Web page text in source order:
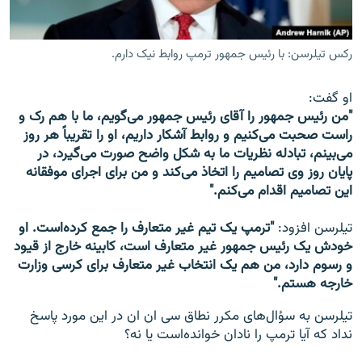
رکس تیلرسن: با رئیس جمهور ترمپ روابط نیک دارم.
او گفت:
"من رئیس جمهور را آقای رئیس جمهور می‌گویم، ما با هم رک و
راست صحبت می‌کنیم و روابط آشکار داریم، او را تقریباً هر روز
می‌بینم، تبادله نظریات ما به شکل واضح صورت می‌گیرد، در
پایان روز وی تصامیم را اتخاذ می‌کند و من برای اجرای موفقانه
این تصامیم اقدام می‌کنم."
تیلرسن افزود:"ترمپ یک تیم غیر متعارف را جمع کرده‌است. او
خودش یک رئیس جمهور غیر متعارف است، کابینه خارج از قیود
و رسوم دارد، من هم یک انتخاب غیر متعارف برای کرسی وزارت
خارجه هستم."
تیلرسن به سؤال‌های مکرر نطاق سی ان ان در این مورد پاسخ
نداد که آیا ترمپ را نادان خوانده‌است یا نه؟